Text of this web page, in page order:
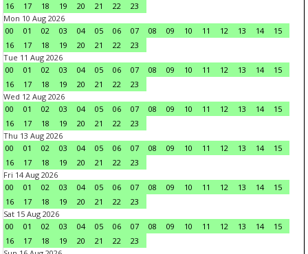
16
17 18 19 20 21 22
23
Mon 10 Aug 2026
00
01 02 03 04 05 06 07 08 09 10 11 12 13 14
15
16
17 18 19 20 21 22
23
Tue 11 Aug 2026
00
01 02 03 04 05 06 07 08 09 10 11 12 13 14
15
16
17 18 19 20 21 22
23
Wed 12 Aug 2026
00
01 02 03 04 05 06 07 08 09 10 11 12 13 14
15
16
17 18 19 20 21 22
23
Thu 13 Aug 2026
00
01 02 03 04 05 06 07 08 09 10 11 12 13 14
15
16
17 18 19 20 21 22
23
Fri 14 Aug 2026
00
01 02 03 04 05 06 07 08 09 10 11 12 13 14
15
16
17 18 19 20 21 22
23
Sat 15 Aug 2026
00
01 02 03 04 05 06 07 08 09 10 11 12 13 14
15
16
17 18 19 20 21 22
23